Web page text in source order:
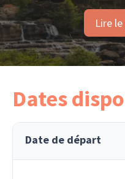
Lire
Dates
Date de départ